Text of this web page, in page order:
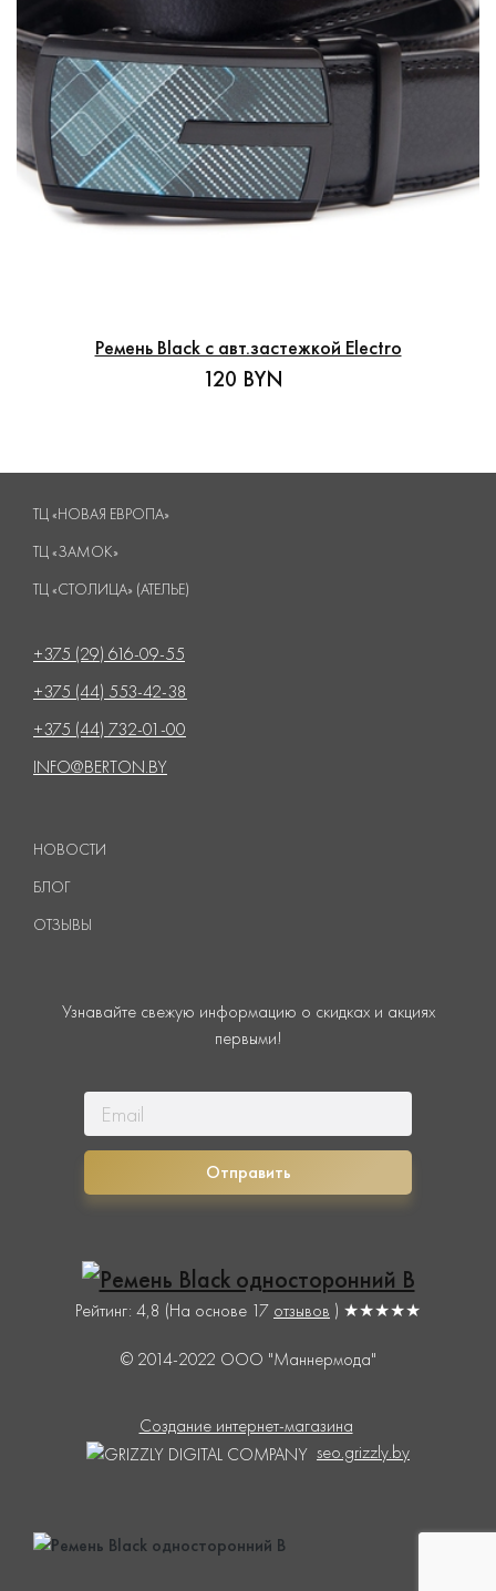
Ремень Black с авт.застежкой Electro
120 BYN
Рейтинг: 4,8 (На основе 17 отзывов ) ★★★★★
© 2014-2022 ООО "Маннермода"
Создание интернет-магазина
seo.grizzly.by
НОВОСТИ
БЛОГ
ОТЗЫВЫ
ТЦ «НОВАЯ ЕВРОПА»
ТЦ «ЗАМОК»
ТЦ «СТОЛИЦА» (АТЕЛЬЕ)
+375 (29) 616-09-55
+375 (44) 553-42-38
+375 (44) 732-01-00
INFO@BERTON.BY
Узнавайте свежую информацию о скидках и акциях
первыми!
Отправить